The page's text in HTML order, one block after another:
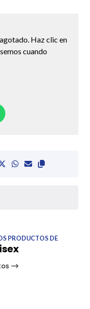
Haz clic en
cuando
PRODUCTOS DE